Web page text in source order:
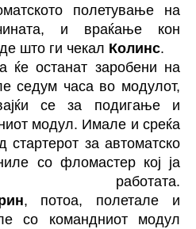
полетување на
и враќање кон
што ги чекал Колинс.
ќе останат заробени на
седум часа во модулот,
се за подигање и
модул. Имале и среќа
стартерот за автоматско
со фломастер кој ја
работата.
, потоа, полетале и
со командниот модул